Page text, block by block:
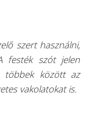
szert használni,
festék szót jelen
többek között az
vakolatokat is.